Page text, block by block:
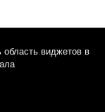
виджетов в